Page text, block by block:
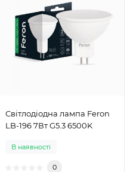
Світлодіодна лампа Feron
LB-196 7Вт G5.3 6500K
В наявності
0